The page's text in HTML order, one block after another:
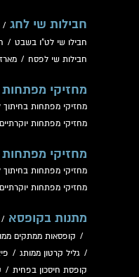
חבילות שי לחג /
חבילו שי לט"ו בשבט /
חבילות שי לפסח /
מחזיקי מפתחות
מחזיקי מפתחות בחיתוך
מחזיקי מפתחות יוקרתיים
מחזיקי מפתחות
מחזיקי מפתחות בחיתוך
מחזיקי מפתחות יוקרתיים
מתנות בקופסא /
/ קופסאות ממתקים
/ גליל קרטון ממותג /
קופסת חיסכון בפחית /